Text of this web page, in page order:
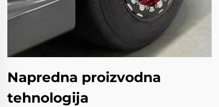
Napredna proizvodna
tehnologija